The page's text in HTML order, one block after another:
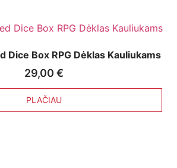
Dice Box RPG Dėklas Kauliukams
29,00 €
PLAČIAU